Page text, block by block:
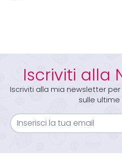
Iscriviti alla
Iscriviti alla mia newsletter
sulle